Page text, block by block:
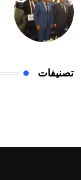
تصنيفات